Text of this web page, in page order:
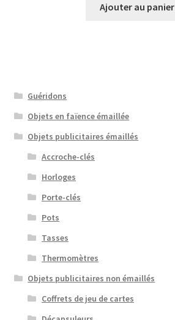
Ajouter au panier
Guéridons
Objets en faïence émaillée
Objets publicitaires émaillés
Accroche-clés
Horloges
Porte-clés
Pots
Tasses
Thermomètres
Objets publicitaires non émaillés
Coffrets de jeu de cartes